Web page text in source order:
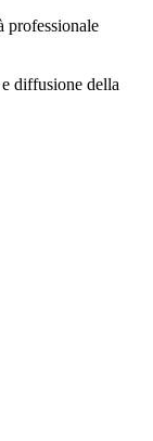
professionale
diffusione della